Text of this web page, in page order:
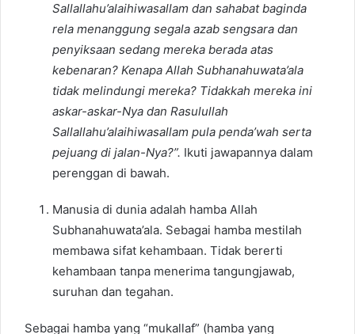
Sallallahu’alaihiwasallam dan sahabat baginda
rela menanggung segala azab sengsara dan
penyiksaan sedang mereka berada atas
kebenaran? Kenapa Allah Subhanahuwata’ala
tidak melindungi mereka? Tidakkah mereka ini
askar-askar-Nya dan Rasulullah
Sallallahu’alaihiwasallam pula penda’wah serta
pejuang di jalan-Nya?”. Ikuti jawapannya dalam
perenggan di bawah.
Manusia di dunia adalah hamba Allah
Subhanahuwata’ala. Sebagai hamba mestilah
membawa sifat kehambaan. Tidak bererti
kehambaan tanpa menerima tangungjawab,
suruhan dan tegahan.
Sebagai hamba yang “mukallaf” (hamba yang